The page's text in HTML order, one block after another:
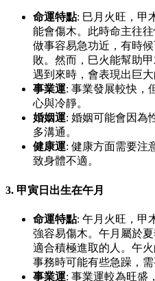
命運特點: 巳月火旺，甲
能會傷木。此時命主往
做事容易急功近，有時
敗。然而，巳火能幫助
遇到來時，會表現出巨大
事業運: 事業發展較快，
心與冷靜。
婚姻運: 婚姻可能會因為
多溝通。
健康運: 健康方面需要注
致身體不適。
3. 甲寅日出生在午月
命運特點: 午月火旺，甲
強容易傷木。午月屬於
適合積極進取的人。午
事務時可能有些急躁，需
事業運: 事業運較為旺盛